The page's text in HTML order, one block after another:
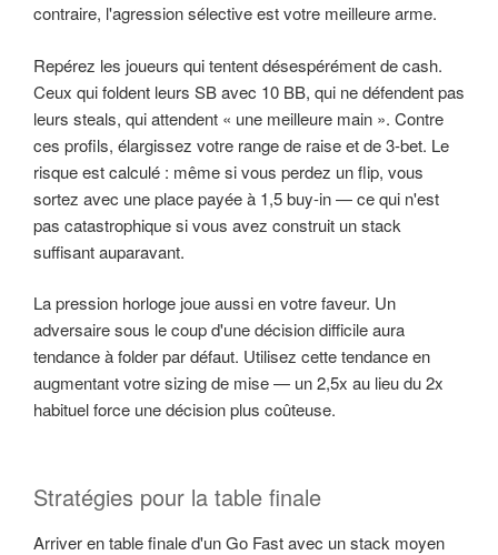
contraire, l'agression sélective est votre meilleure arme.
Repérez les joueurs qui tentent désespérément de cash.
Ceux qui foldent leurs SB avec 10 BB, qui ne défendent pas
leurs steals, qui attendent « une meilleure main ». Contre
ces profils, élargissez votre range de raise et de 3-bet. Le
risque est calculé : même si vous perdez un flip, vous
sortez avec une place payée à 1,5 buy-in — ce qui n'est
pas catastrophique si vous avez construit un stack
suffisant auparavant.
La pression horloge joue aussi en votre faveur. Un
adversaire sous le coup d'une décision difficile aura
tendance à folder par défaut. Utilisez cette tendance en
augmentant votre sizing de mise — un 2,5x au lieu du 2x
habituel force une décision plus coûteuse.
Stratégies pour la table finale
Arriver en table finale d'un Go Fast avec un stack moyen